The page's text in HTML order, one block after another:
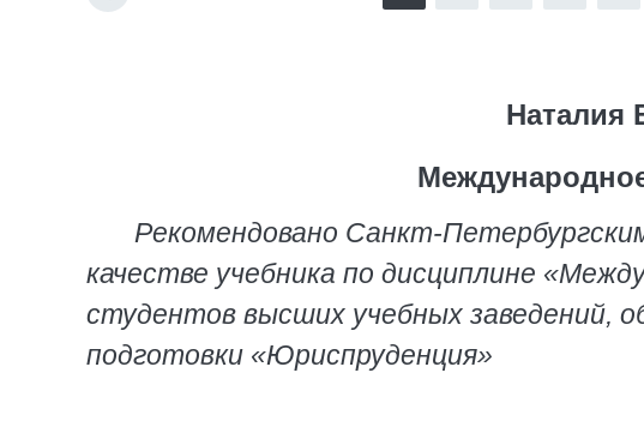
Наталия
Рекомендовано Санкт-
качестве учебника по дисциплине
студентов высших учебных заведений,
подготовки «Юриспруденция»